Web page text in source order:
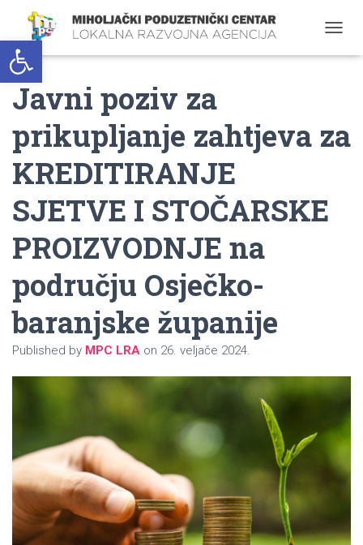
Open toolbar
O
N
A
Javni poziv za
prikupljanje zahtjeva za
KREDITIRANJE
SJETVE I STOČARSKE
PROIZVODNJE na
području Osječko-
baranjske županije
Published by MPC LRA on 26. veljače 2024.